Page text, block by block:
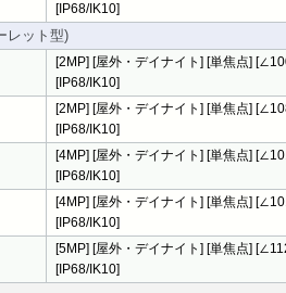
[IP68/IK10]
レット型)
[2MP] [屋外・デイナイト] [単焦点]
[IP68/IK10]
[2MP] [屋外・デイナイト] [単焦点]
[IP68/IK10]
[4MP] [屋外・デイナイト] [単焦点]
[IP68/IK10]
[4MP] [屋外・デイナイト] [単焦点]
[IP68/IK10]
[5MP] [屋外・デイナイト] [単焦点]
[IP68/IK10]